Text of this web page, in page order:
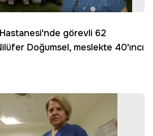
görevli 62
Doğumsel, meslekte 40'ıncı